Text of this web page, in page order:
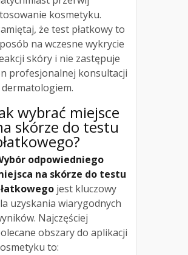
kosmetyku.
że test płatkowy to
na wczesne wykrycie
skóry i nie zastępuje
profesjonalnej konsultacji
dermatologiem.
wybrać miejsce
skórze do testu
odpowiedniego
na skórze do testu
jest kluczowy
uzyskania wiarygodnych
Najczęściej
obszary do aplikacji
to: